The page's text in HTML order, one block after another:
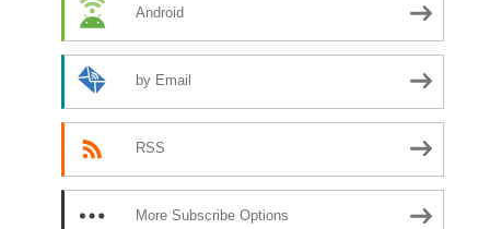
Android
by Email
RSS
More Subscribe Options